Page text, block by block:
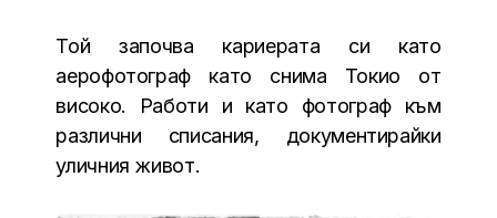
Той започва кариерата си като
аерофотограф като снима Токио от
високо. Работи и като фотограф към
различни списания, документирайки
уличния живот.